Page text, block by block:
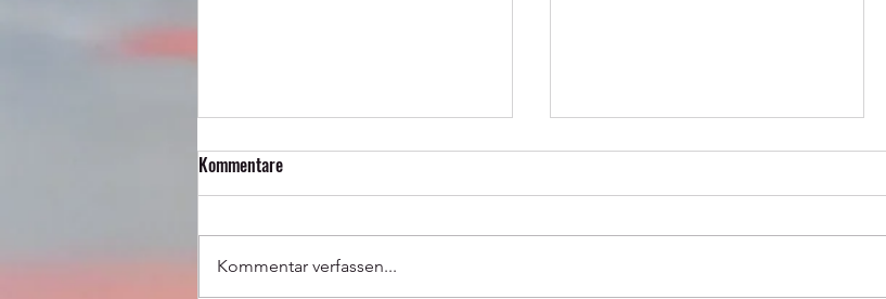
Kommentare
Kommentar verfassen...